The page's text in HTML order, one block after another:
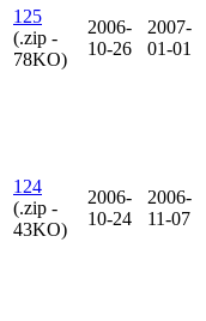
125
(.zip -
78KO)
2006-
10-26
2007-
01-01
124
(.zip -
43KO)
2006-
10-24
2006-
11-07